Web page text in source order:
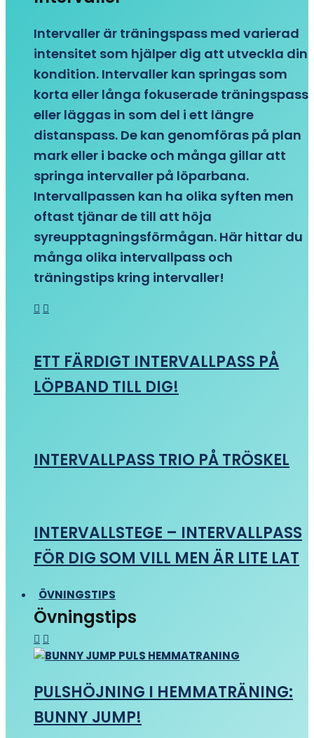
Intervaller är träningspass med varierad
intensitet som hjälper dig att utveckla din
kondition. Intervaller kan springas som
korta eller långa fokuserade träningspass
eller läggas in som del i ett längre
distanspass. De kan genomföras på plan
mark eller i backe och många gillar att
springa intervaller på löparbana.
Intervallpassen kan ha olika syften men
oftast tjänar de till att höja
syreupptagningsförmågan. Här hittar du
många olika intervallpass och
träningstips kring intervaller!
ETT FÄRDIGT INTERVALLPASS PÅ
LÖPBAND TILL DIG!
INTERVALLPASS TRIO PÅ TRÖSKEL
INTERVALLSTEGE – INTERVALLPASS
FÖR DIG SOM VILL MEN ÄR LITE LAT
ÖVNINGSTIPS
Övningstips
PULSHÖJNING I HEMMATRÄNING:
BUNNY JUMP!